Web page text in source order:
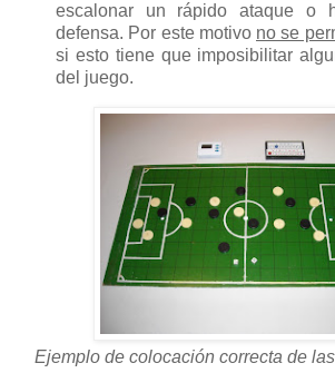
escalonar un rápido ataque o
defensa. Por este motivo no se
si esto tiene que imposibilitar
del juego.
Ejemplo de colocación correcta de